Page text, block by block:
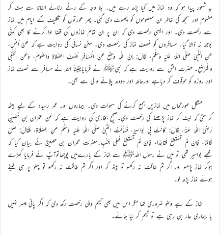
یہ شعور پیدا ہو کہ وہ نماز میں کیا پڑھ رہے ہیں۔ بلا وجہ کے رٹے رٹائے الفاظ سے ہٹ کر
مفہوم اور سمجھ کی خاطر ان معصوموں کو چھوٹ دی گئی۔ پھر عورتوں کو تکلیف کے ایام میں نماز
سے رخصت دی۔ اور ایسی رخصت دی کہ ان پر ان تمام نمازوں کی قضا ادا کرنے کا بھی کوئی
بوجھ نہ ڈالا گیا۔ مسافروں کو نصف نماز کی رخصت دی۔ سنن نسائی کی روایت ہے کہ عَنْ أَنَسٍ،
عَنِ النَّبِيِّ صَلَّى اللّٰهُ عَلَيْهِ وَسَلَّمَ، قَالَ: إِنَّ اللّٰهَ وَضَعَ عَنِ الْمُسَافِرِ نِصْفَ الصَّلَاةِ وَالصَّوْمَ، وَعَنِ الْحُبْلَى
وَالْمُرْضِعِ۔ حضرت انسؓ سے روایت ہے کہ نبیﷺ نے فرمایایقیناً اللہ نے مسافر سے نصف نماز
اور روزہ کو موقوف کر دیاہے اورحاملہ اور دودھ پلانے والی سے بھی۔
مشکل صورتحال میں نمازیں جمع کرنے کی سہولت دی۔ بیماروں اور عمر رسیدہ کے لیے بیٹھ
کر حتیٰ کہ لیٹ کر نماز پڑھنے کی رخصت دی۔صحیح بخاری کی روایت ہے کہ عَنْ عِمْرَانَ بْنِ حُصَيْنٍ
رَضِيَ اللّٰهُ عَنْهُ، قَالَ: كَانَتْ بِي بَوَاسِيرُ، فَسَأَلْتُ النَّبِيَّ صَلَّى اللّٰهُ عَلَيْهِ وَسَلَّمَ عَنِ الصَّلَاةِ، فَقَالَ: صَلِّ
قَائِمًا، فَإِنْ لَمْ تَسْتَطِعْ فَقَاعِدًا، فَإِنْ لَمْ تَسْتَطِعْ فَعَلَى جَنْبٍ۔حضرت عمران بن حصینؓ نے بیان کیا کہ
مجھے بواسیر تھی تو میں نے رسول اللہﷺ سے نماز کے بارےمیں پوچھاتوآپؐ نے فرمایا کھڑے
ہوکر نماز پڑھو اور اگر تم طاقت نہ رکھو تو بیٹھ کر اور اگر تم طاقت نہ رکھو تو پہلو پر ہی لیٹے
ہوئے نماز پڑھ لو۔
نماز کے لیے وضو ضروری تھا مگر اس میں بھی تیمم والی رخصت رکھ دی کہ اگر پانی میسر نہیں
یا بیماری عار بن رہی ہے تو تیمم کر لیا جائے۔